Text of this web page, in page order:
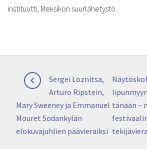
instituutti, Meksikon suurlähetystö.
Artikkelien
selaus

Previous
post:
Sergei Loznitsa,
Arturo Ripstein,
Mary Sweeney ja Emmanuel
Mouret Sodankylän
elokuvajuhlien päävieraiksi
Next
post:
tänään –